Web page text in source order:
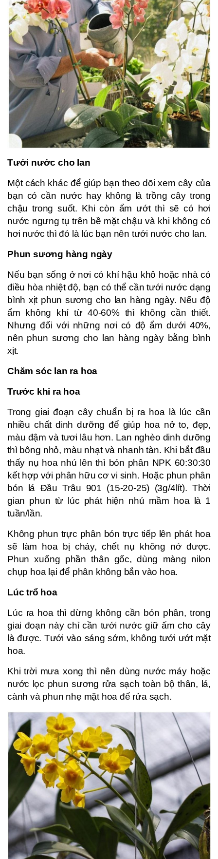
Tưới nước cho lan
Một cách khác để giúp bạn theo dõi xem cây của
bạn có cần nước hay không là trồng cây trong
chậu trong suốt. Khi còn ẩm ướt thì sẽ có hơi
nước ngưng tụ trên bề mặt chậu và khi không có
hơi nước thì đó là lúc bạn nên tưới nước cho lan.
Phun sương hàng ngày
Nếu bạn sống ở nơi có khí hậu khô hoặc nhà có
điều hòa nhiệt độ, bạn có thể cần tưới nước dạng
bình xịt phun sương cho lan hàng ngày. Nếu độ
ẩm không khí từ 40-60% thì không cần thiết.
Nhưng đối với những nơi có độ ẩm dưới 40%,
nên phun sương cho lan hàng ngày bằng bình
xịt.
Chăm sóc lan ra hoa
Trước khi ra hoa
Trong giai đoạn cây chuẩn bị ra hoa là lúc cần
nhiều chất dinh dưỡng để giúp hoa nở to, đẹp,
màu đậm và tươi lâu hơn. Lan nghèo dinh dưỡng
thì bông nhỏ, màu nhạt và nhanh tàn. Khi bắt đầu
thấy nụ hoa nhú lên thì bón phân NPK 60:30:30
kết hợp với phân hữu cơ vi sinh. Hoặc phun phân
bón lá Đầu Trâu 901 (15-20-25) (3g/4lít). Thời
gian phun từ lúc phát hiện nhú mầm hoa là 1
tuần/lần.
Không phun trực phân bón trực tiếp lên phát hoa
sẽ làm hoa bị cháy, chết nụ không nở được.
Phun xuống phần thân gốc, dùng màng nilon
chụp hoa lại để phân không bắn vào hoa.
Lúc trổ hoa
Lúc ra hoa thì dừng không cần bón phân, trong
giai đoạn này chỉ cần tưới nước giữ ẩm cho cây
là được. Tưới vào sáng sớm, không tưới ướt mặt
hoa.
Khi trời mưa xong thì nên dùng nước máy hoặc
nước lọc phun sương rửa sạch toàn bộ thân, lá,
cành và phun nhẹ mặt hoa để rửa sạch.